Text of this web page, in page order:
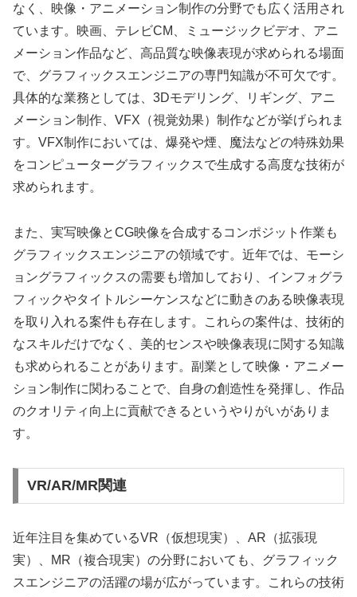
なく、映像・アニメーション制作の分野でも広く活用され
ています。映画、テレビCM、ミュージックビデオ、アニ
メーション作品など、高品質な映像表現が求められる場面
で、グラフィックスエンジニアの専門知識が不可欠です。
具体的な業務としては、3Dモデリング、リギング、アニ
メーション制作、VFX（視覚効果）制作などが挙げられま
す。VFX制作においては、爆発や煙、魔法などの特殊効果
をコンピューターグラフィックスで生成する高度な技術が
求められます。
また、実写映像とCG映像を合成するコンポジット作業も
グラフィックスエンジニアの領域です。近年では、モーシ
ョングラフィックスの需要も増加しており、インフォグラ
フィックやタイトルシーケンスなどに動きのある映像表現
を取り入れる案件も存在します。これらの案件は、技術的
なスキルだけでなく、美的センスや映像表現に関する知識
も求められることがあります。副業として映像・アニメー
ション制作に関わることで、自身の創造性を発揮し、作品
のクオリティ向上に貢献できるというやりがいがありま
す。
VR/AR/MR関連
近年注目を集めているVR（仮想現実）、AR（拡張現
実）、MR（複合現実）の分野においても、グラフィック
スエンジニアの活躍の場が広がっています。これらの技術